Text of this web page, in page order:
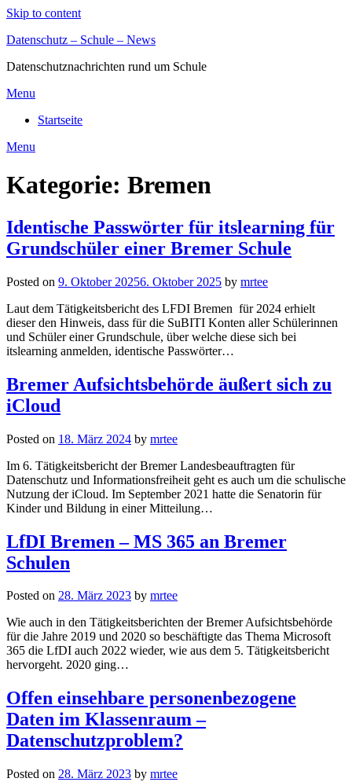
Skip to content
Datenschutz – Schule – News
Datenschutznachrichten rund um Schule
Menu
Startseite
Menu
Kategorie: Bremen
Identische Passwörter für itslearning für
Grundschüler einer Bremer Schule
Posted on 9. Oktober 20256. Oktober 2025 by mrtee
Laut dem Tätigkeitsbericht des LFDI Bremen für 2024 erhielt
dieser den Hinweis, dass für die SuBITI Konten aller Schülerinnen
und Schüler einer Grundschule, über welche diese sich bei
itslearning anmelden, identische Passwörter…
Bremer Aufsichtsbehörde äußert sich zu
iCloud
Posted on 18. März 2024 by mrtee
Im 6. Tätigkeitsbericht der Bremer Landesbeauftragten für
Datenschutz und Informationsfreiheit geht es auch um die schulische
Nutzung der iCloud. Im September 2021 hatte die Senatorin für
Kinder und Bildung in einer Mitteilung…
LfDI Bremen – MS 365 an Bremer
Schulen
Posted on 28. März 2023 by mrtee
Wie auch in den Tätigkeitsberichten der Bremer Aufsichtsbehörde
für die Jahre 2019 und 2020 so beschäftigte das Thema Microsoft
365 die LfDI auch 2022 wieder, wie aus dem 5. Tätigkeitsbericht
hervorgeht. 2020 ging…
Offen einsehbare personenbezogene
Daten im Klassenraum –
Datenschutzproblem?
Posted on 28. März 2023 by mrtee